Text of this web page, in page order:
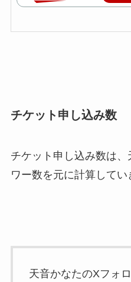
チケット申し込み数
チケット申し込み数は
ワー数を元に計算してい
天音かなたのXフォ